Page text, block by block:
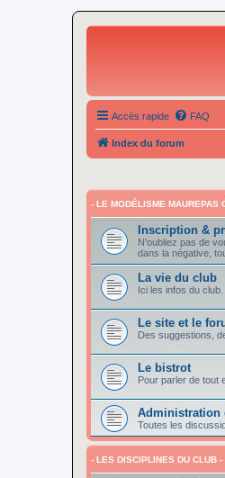
Accès rapide FAQ
Index du forum
- LE MODÉLISME MAUREPAS
Inscription &
N'oubliez pas de
dans la négative,
La vie du club
Ici les infos du club.
Le site et le
Des suggestions,
Le bistrot
Pour parler de tout
Administration
Toutes les
- LES DISCIPLINES DU CLUB -